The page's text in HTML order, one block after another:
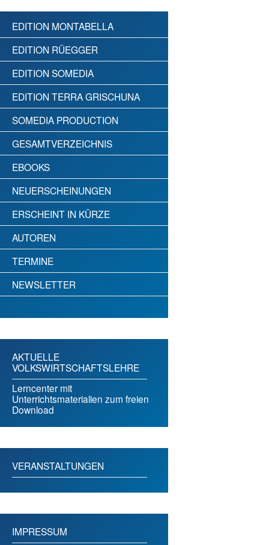
EDITION MONTABELLA
EDITION RÜEGGER
EDITION SOMEDIA
EDITION TERRA GRISCHUNA
SOMEDIA PRODUCTION
GESAMTVERZEICHNIS
EBOOKS
NEUERSCHEINUNGEN
ERSCHEINT IN KÜRZE
AUTOREN
TERMINE
NEWSLETTER
AKTUELLE
VOLKSWIRTSCHAFTSLEHRE
Lerncenter mit
Unterrichtsmaterialien zum freien
Download
VERANSTALTUNGEN
IMPRESSUM